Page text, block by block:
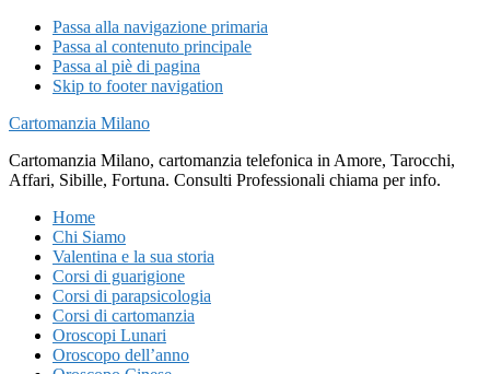
Passa alla navigazione primaria
Passa al contenuto principale
Passa al piè di pagina
Skip to footer navigation
Cartomanzia Milano
Cartomanzia Milano, cartomanzia telefonica in Amore, Tarocchi,
Affari, Sibille, Fortuna. Consulti Professionali chiama per info.
Home
Chi Siamo
Valentina e la sua storia
Corsi di guarigione
Corsi di parapsicologia
Corsi di cartomanzia
Oroscopi Lunari
Oroscopo dell’anno